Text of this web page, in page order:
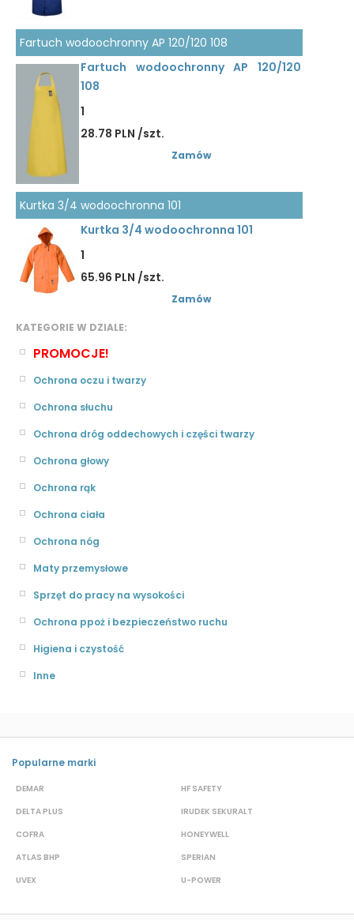
KATEGORIE W DZIALE:
PROMOCJE!
Ochrona oczu i twarzy
Ochrona słuchu
Ochrona dróg oddechowych i części twarzy
Ochrona głowy
Ochrona rąk
Ochrona ciała
Ochrona nóg
Maty przemysłowe
Sprzęt do pracy na wysokości
Ochrona ppoż i bezpieczeństwo ruchu
Higiena i czystość
Inne
Fartuch wodoochronny AP 120/120 108
Fartuch wodoochronny AP 120/120
108
1
28.78 PLN /szt.
Zamów
Kurtka 3/4 wodoochronna 101
Kurtka 3/4 wodoochronna 101
1
65.96 PLN /szt.
Zamów
Popularne marki
DEMAR
DELTA PLUS
COFRA
ATLAS BHP
UVEX
HF SAFETY
IRUDEK SEKURALT
HONEYWELL
SPERIAN
U-POWER